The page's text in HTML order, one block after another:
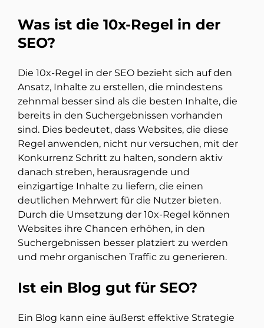
Was ist die 10x-Regel in der
SEO?
Die 10x-Regel in der SEO bezieht sich auf den
Ansatz, Inhalte zu erstellen, die mindestens
zehnmal besser sind als die besten Inhalte, die
bereits in den Suchergebnissen vorhanden
sind. Dies bedeutet, dass Websites, die diese
Regel anwenden, nicht nur versuchen, mit der
Konkurrenz Schritt zu halten, sondern aktiv
danach streben, herausragende und
einzigartige Inhalte zu liefern, die einen
deutlichen Mehrwert für die Nutzer bieten.
Durch die Umsetzung der 10x-Regel können
Websites ihre Chancen erhöhen, in den
Suchergebnissen besser platziert zu werden
und mehr organischen Traffic zu generieren.
Ist ein Blog gut für SEO?
Ein Blog kann eine äußerst effektive Strategie